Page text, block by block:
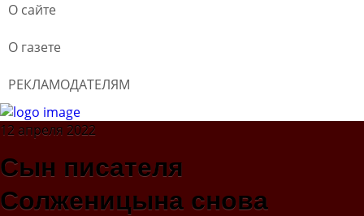
О сайте
О газете
РЕКЛАМОДАТЕЛЯМ
12 апреля 2022
Сын писателя
Солженицына снова